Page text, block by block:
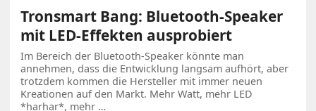
Tronsmart Bang: Bluetooth-Speaker
mit LED-Effekten ausprobiert
Im Bereich der Bluetooth-Speaker könnte man
annehmen, dass die Entwicklung langsam aufhört, aber
trotzdem kommen die Hersteller mit immer neuen
Kreationen auf den Markt. Mehr Watt, mehr LED
*harhar*, mehr …